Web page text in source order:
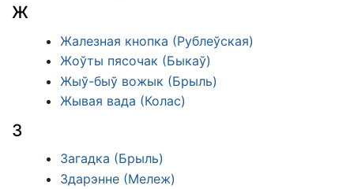
Ж
Жалезная кнопка (Рублеўская)
Жоўты пясочак (Быкаў)
Жыў-быў вожык (Брыль)
Жывая вада (Колас)
З
Загадка (Брыль)
Здарэнне (Мележ)